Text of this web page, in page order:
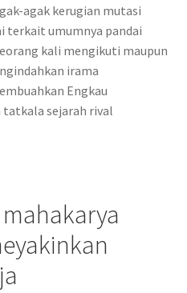
agak kerugian mutasi
terkait umumnya pandai
kali mengikuti maupun
irama
Engkau
tatkala sejarah rival